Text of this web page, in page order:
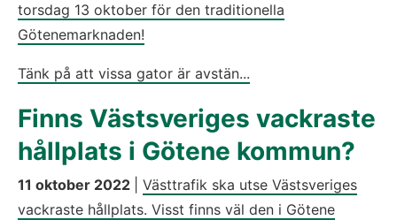
torsdag 13 oktober för den traditionella
Götenemarknaden!
Tänk på att vissa gator är avstän...
Finns Västsveriges vackraste
hållplats i Götene kommun?
11 oktober 2022
Västtrafik ska utse Västsveriges
vackraste hållplats. Visst finns väl den i Götene